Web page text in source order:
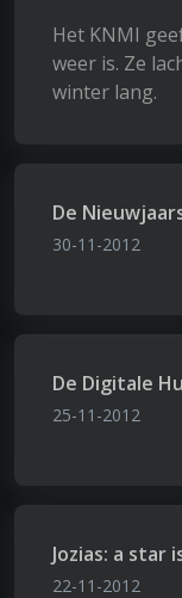
Het KNMI
weer is. Ze
winter lang.
De
30-11-2012
De Digitale
25-11-2012
Jozias: a star
22-11-2012